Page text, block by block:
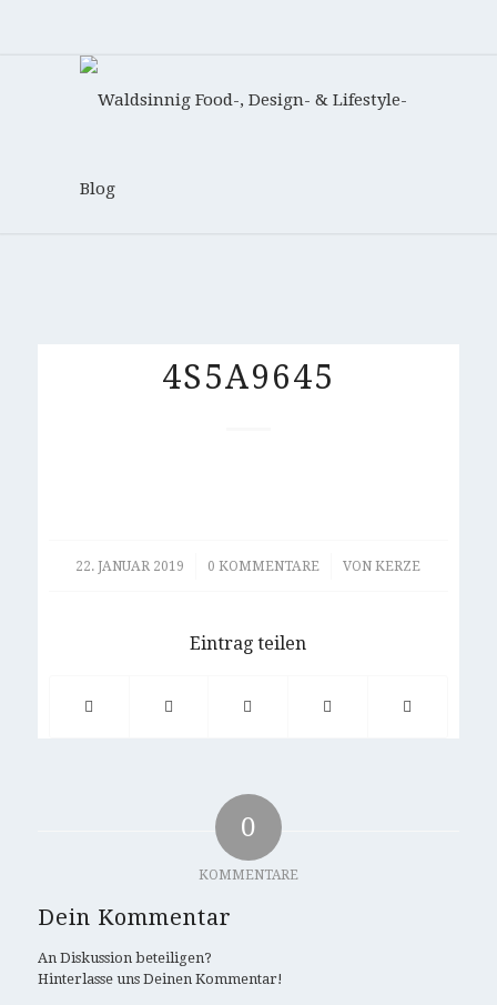
4S5A9645
22. JANUAR 2019
/ 0 KOMMENTARE
/ VONKERZE
Eintrag teilen
0
KOMMENTARE
Dein Kommentar
An Diskussion beteiligen?
Hinterlasse uns Deinen Kommentar!